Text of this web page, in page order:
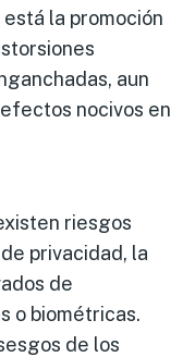
la promoción
aun
nocivos en
riesgos
privacidad, la
de
o biométricas.
de los